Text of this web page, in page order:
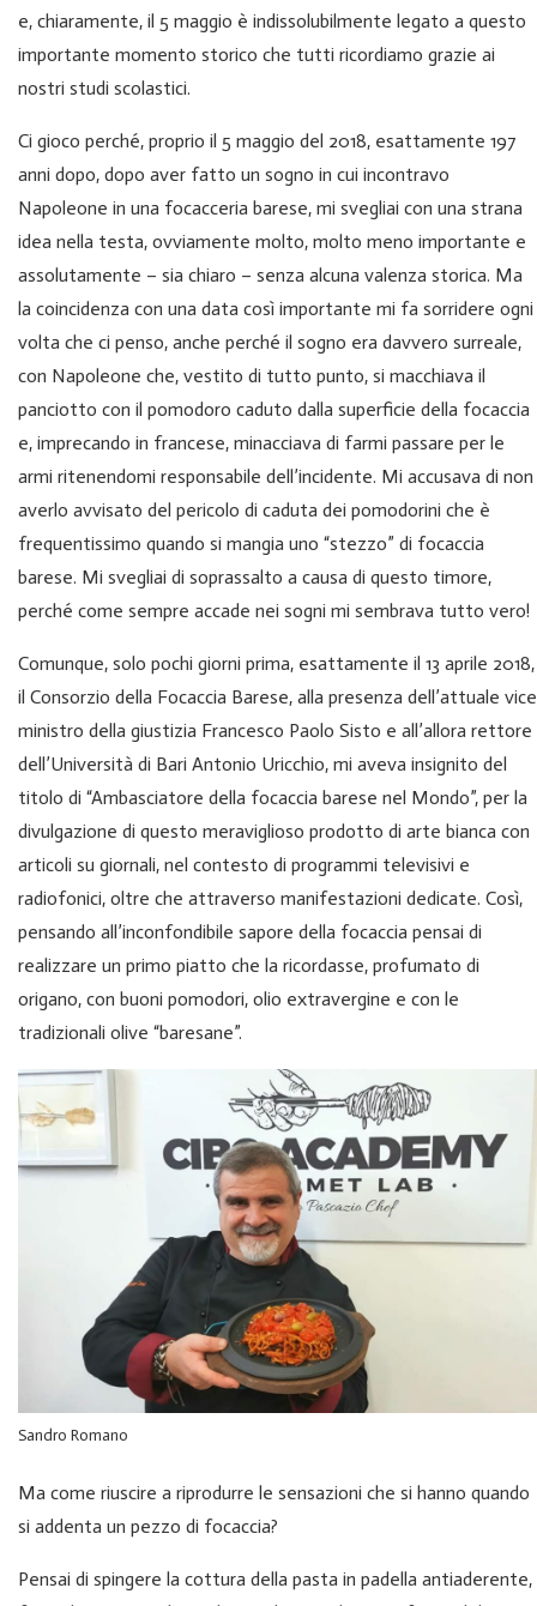
e, chiaramente, il 5 maggio è indissolubilmente legato a questo
importante momento storico che tutti ricordiamo grazie ai
nostri studi scolastici.
Ci gioco perché, proprio il 5 maggio del 2018, esattamente 197
anni dopo, dopo aver fatto un sogno in cui incontravo
Napoleone in una focacceria barese, mi svegliai con una strana
idea nella testa, ovviamente molto, molto meno importante e
assolutamente – sia chiaro – senza alcuna valenza storica. Ma
la coincidenza con una data così importante mi fa sorridere ogni
volta che ci penso, anche perché il sogno era davvero surreale,
con Napoleone che, vestito di tutto punto, si macchiava il
panciotto con il pomodoro caduto dalla superficie della focaccia
e, imprecando in francese, minacciava di farmi passare per le
armi ritenendomi responsabile dell’incidente. Mi accusava di non
averlo avvisato del pericolo di caduta dei pomodorini che è
frequentissimo quando si mangia uno “stezzo” di focaccia
barese. Mi svegliai di soprassalto a causa di questo timore,
perché come sempre accade nei sogni mi sembrava tutto vero!
Comunque, solo pochi giorni prima, esattamente il 13 aprile 2018,
il Consorzio della Focaccia Barese, alla presenza dell’attuale vice
ministro della giustizia Francesco Paolo Sisto e all’allora rettore
dell’Università di Bari Antonio Uricchio, mi aveva insignito del
titolo di “Ambasciatore della focaccia barese nel Mondo”, per la
divulgazione di questo meraviglioso prodotto di arte bianca con
articoli su giornali, nel contesto di programmi televisivi e
radiofonici, oltre che attraverso manifestazioni dedicate. Così,
pensando all’inconfondibile sapore della focaccia pensai di
realizzare un primo piatto che la ricordasse, profumato di
origano, con buoni pomodori, olio extravergine e con le
tradizionali olive “baresane”.
Sandro Romano
Ma come riuscire a riprodurre le sensazioni che si hanno quando
si addenta un pezzo di focaccia?
Pensai di spingere la cottura della pasta in padella antiaderente,